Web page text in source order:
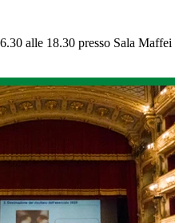
alle 18.30 presso Sala Maffei